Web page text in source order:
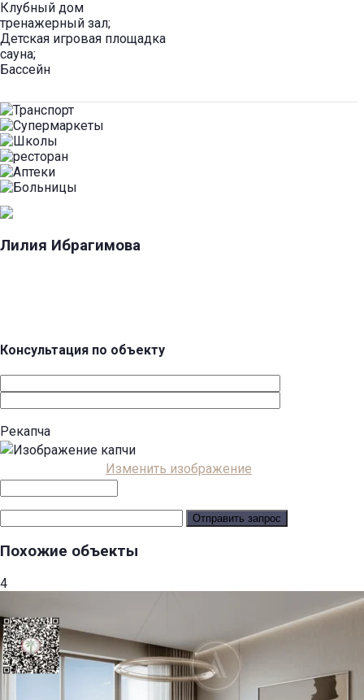
Клубный дом
тренажерный зал;
Детская игровая площадка
сауна;
Бассейн
Лилия Ибрагимова
Консультация по объекту
Рекапча
Изменить изображение
Похожие объекты
4